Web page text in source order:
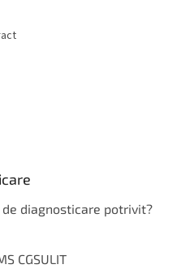
diagnosticare potrivit?
CGSULIT